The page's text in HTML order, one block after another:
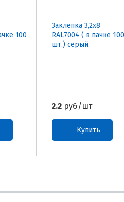
100
Заклепка 3,2х8
RAL7004 ( в пачке 100
шт.) серый.
2.2 руб/шт
Купить